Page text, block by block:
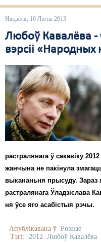
Нядзеля, 10 Люты 2013
Любоў Кавалёва -
вэрсіі «Народных
растралянага ў сакавіку
жанчына не пакінула
выкананьня прысуду.
растралянага Ўладзіслава
ня ўсе яго асабістыя рэчы.
Апублікавана ў Рознае
Тэгі: 2012 Любоў Кавалёва